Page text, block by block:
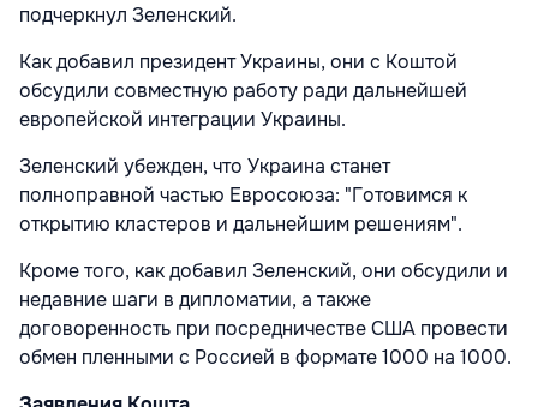
подчеркнул Зеленский.
Как добавил президент Украины, они с Коштой
обсудили совместную работу ради дальнейшей
европейской интеграции Украины.
Зеленский убежден, что Украина станет
полноправной частью Евросоюза: "Готовимся к
открытию кластеров и дальнейшим решениям".
Кроме того, как добавил Зеленский, они обсудили и
недавние шаги в дипломатии, а также
договоренность при посредничестве США провести
обмен пленными с Россией в формате 1000 на 1000.